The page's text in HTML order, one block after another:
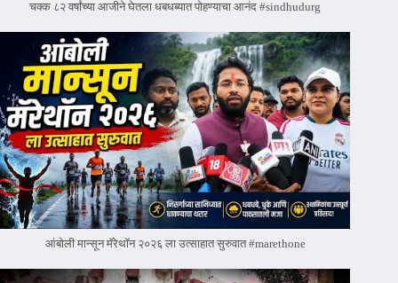
चक्क ८२ वर्षांच्या आजीने घेतला धबधब्यात पोहण्याचा आनंद #sindhudurg
आंबोली मान्सून मॅरेथॉन २०२६ ला उत्साहात सुरुवात #marethone